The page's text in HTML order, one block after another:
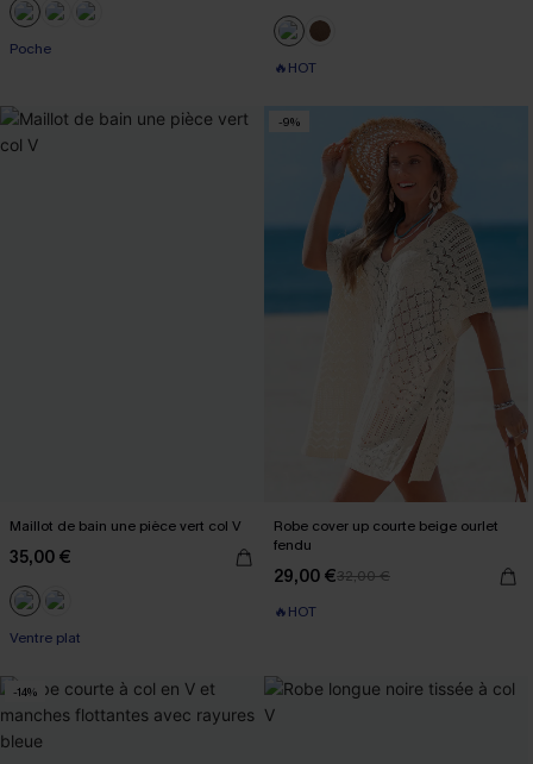
Poche
🔥HOT
Maillot de bain une pièce vert col V
35,00 €
Ventre plat
-9%
Robe cover up courte beige ourlet
fendu
29,00 €32,00 €
🔥HOT
-14%